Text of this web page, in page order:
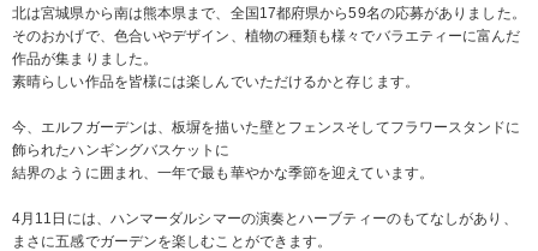
北は宮城県から南は熊本県まで、全国17都府県から59名の応募がありました。
そのおかげで、色合いやデザイン、植物の種類も様々でバラエティーに富んだ
作品が集まりました。
素晴らしい作品を皆様には楽しんでいただけるかと存じます。
今、エルフガーデンは、板塀を描いた壁とフェンスそしてフラワースタンドに
飾られたハンギングバスケットに
結界のように囲まれ、一年で最も華やかな季節を迎えています。
4月11日には、ハンマーダルシマーの演奏とハーブティーのもてなしがあり、
まさに五感でガーデンを楽しむことができます。